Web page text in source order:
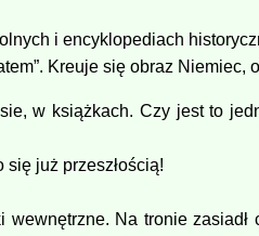
i encyklopediach
Kreuje się obraz
w książkach. Czy jest to
się już przeszłością!
Na tronie